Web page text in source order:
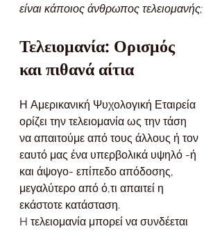
είναι κάποιος άνθρωπος τελειομανής;
Τελειομανία: Ορισμός
και πιθανά αίτια
Η Αμερικανική Ψυχολογική Εταιρεία
ορίζει την τελειομανία ως την τάση
να απαιτούμε από τους άλλους ή τον
εαυτό μας ένα υπερβολικά υψηλό -ή
και άψογο- επίπεδο απόδοσης,
μεγαλύτερο από ό,τι απαιτεί η
εκάστοτε κατάσταση.
H τελειομανία μπορεί να συνδέεται